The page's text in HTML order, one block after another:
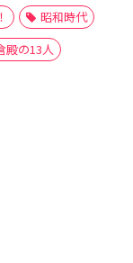
昭和時代
殿の13人